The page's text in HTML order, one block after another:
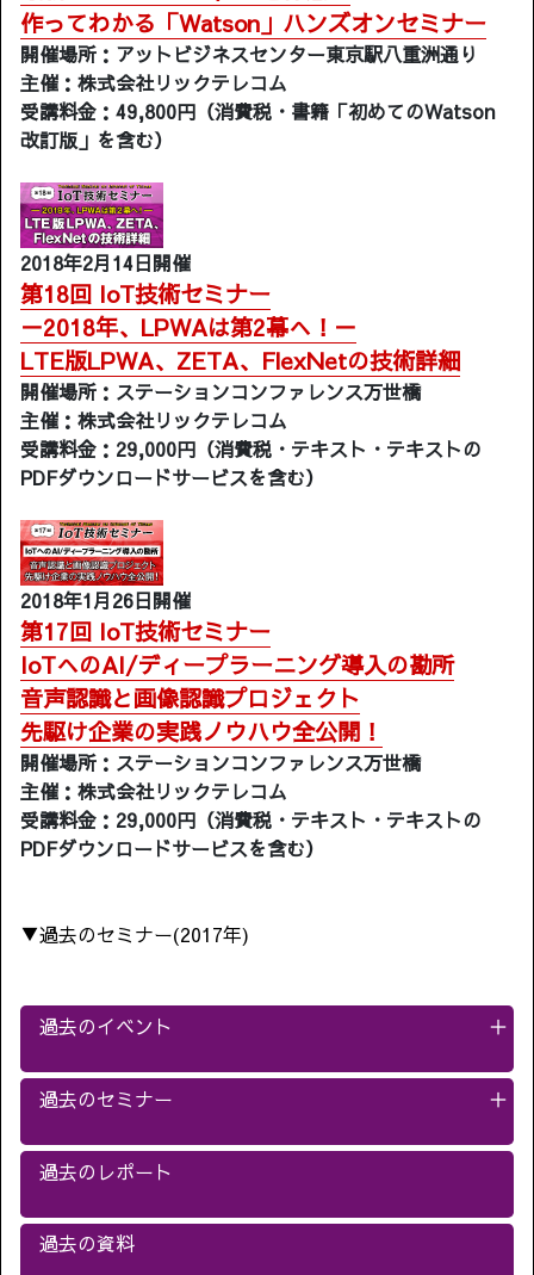
作ってわかる「Watson」ハンズオンセミナー
開催場所：アットビジネスセンター東京駅八重洲通り
主催：株式会社リックテレコム
受講料金：49,800円（消費税・書籍「初めてのWatson
改訂版」を含む）
2018年2月14日開催
第18回 IoT技術セミナー
－2018年、LPWAは第2幕へ！－
LTE版LPWA、ZETA、FlexNetの技術詳細
開催場所：ステーションコンファレンス万世橋
主催：株式会社リックテレコム
受講料金：29,000円（消費税・テキスト・テキストの
PDFダウンロードサービスを含む）
2018年1月26日開催
第17回 IoT技術セミナー
IoTへのAI/ディープラーニング導入の勘所
音声認識と画像認識プロジェクト
先駆け企業の実践ノウハウ全公開！
開催場所：ステーションコンファレンス万世橋
主催：株式会社リックテレコム
受講料金：29,000円（消費税・テキスト・テキストの
PDFダウンロードサービスを含む）
▼過去のセミナー(2017年)
過去のイベント ＋
過去のセミナー ＋
過去のレポート
過去の資料